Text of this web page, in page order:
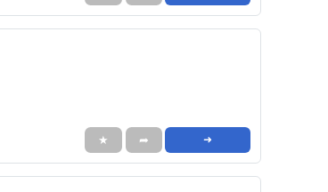
★ ➦ ➜